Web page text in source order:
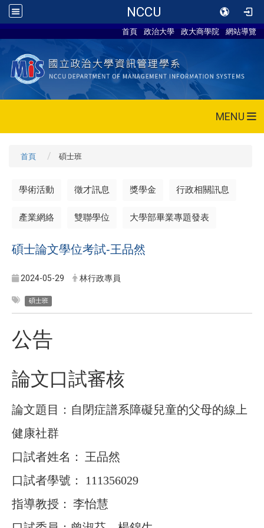
NCCU
首頁 政治大學 政大商學院 網站導覽
MENU
首頁 碩士班
學術活動 徵才訊息 獎學金 行政相關訊息
產業網絡 雙聯學位 大學部畢業專題發表
碩士論文學位考試-王品然
2024-05-29 林行政專員
碩士班
公告
論文口試審核
論文題目：自閉症譜系障礙兒童的父母的線上
健康社群
口試者姓名：
王品然
口試者學號：
111356029
指導教授： 李怡慧